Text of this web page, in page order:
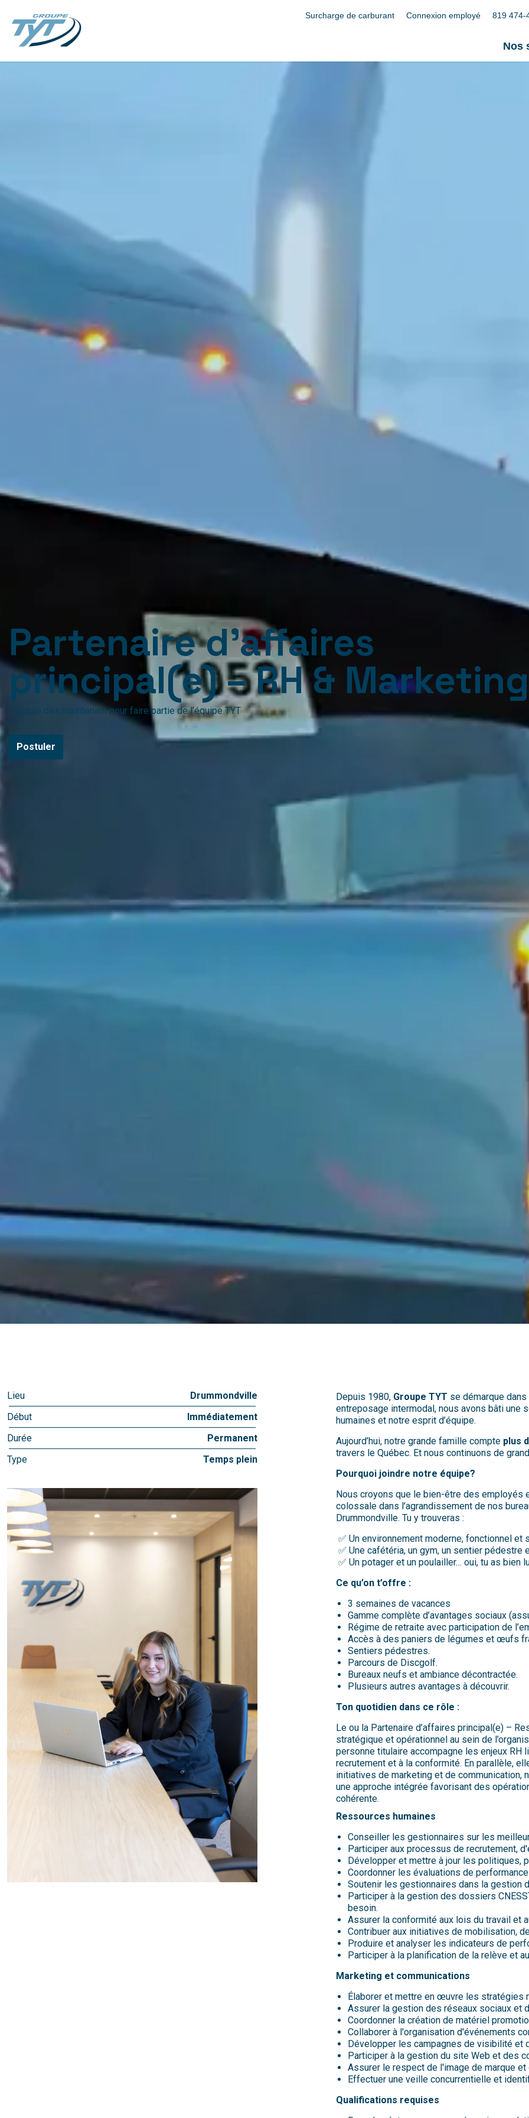
Nos
Surcharge de carburant Connexion employé 819 474-
Partenaire d’affaires
principal(e) – RH & Marketing
Postule dès maintenant pour faire partie de l’équipe TYT
Postuler
Lieu
Drummondville
Début
Immédiatement
Durée
Permanent
Type
Temps plein
Depuis 1980, Groupe TYT se démarque
entreposage intermodal, nous avons bâti une
humaines et notre esprit d’équipe.
Aujourd’hui, notre grande famille compte plus
travers le Québec. Et nous continuons de
Pourquoi joindre notre équipe?
Nous croyons que le bien-être des employés
colossale dans l’agrandissement de nos
Drummondville. Tu y trouveras :
✅ Un environnement moderne, fonctionnel et
✅ Une cafétéria, un gym, un sentier pédestre
✅ Un potager et un poulailler… oui, tu as bien
Ce qu’on t’offre :
3 semaines de vacances
Gamme complète d’avantages sociaux
Régime de retraite avec participation de
Accès à des paniers de légumes et œufs
Sentiers pédestres.
Parcours de Discgolf.
Bureaux neufs et ambiance décontractée.
Plusieurs autres avantages à découvrir.
Ton quotidien dans ce rôle :
Le ou la Partenaire d’affaires principal(e) –
stratégique et opérationnel au sein de
personne titulaire accompagne les enjeux RH
recrutement et à la conformité. En parallèle,
initiatives de marketing et de communication,
une approche intégrée favorisant des
cohérente.
Ressources humaines
Conseiller les gestionnaires sur les
Participer aux processus de recrutement,
Développer et mettre à jour les politiques,
Coordonner les évaluations de
Soutenir les gestionnaires dans la gestion
Participer à la gestion des dossiers
besoin.
Assurer la conformité aux lois du travail et
Contribuer aux initiatives de mobilisation,
Produire et analyser les indicateurs de
Participer à la planification de la relève et
Marketing et communications
Élaborer et mettre en œuvre les stratégies
Assurer la gestion des réseaux sociaux et
Coordonner la création de matériel
Collaborer à l'organisation d'événements
Développer les campagnes de visibilité et
Participer à la gestion du site Web et des
Assurer le respect de l'image de marque
Effectuer une veille concurrentielle et
Qualifications requises